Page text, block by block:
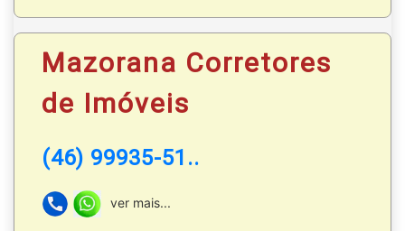
Mazorana Corretores
de Imóveis
(46) 99935-51..
ver mais...